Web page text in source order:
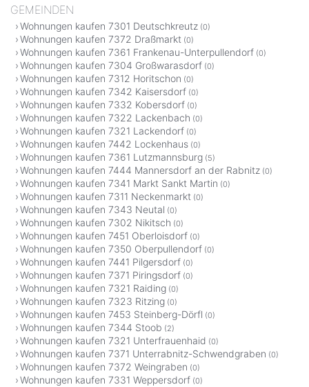
GEMEINDEN
Wohnungen kaufen 7301 Deutschkreutz (0)
Wohnungen kaufen 7372 Draßmarkt (0)
Wohnungen kaufen 7361 Frankenau-Unterpullendorf (0)
Wohnungen kaufen 7304 Großwarasdorf (0)
Wohnungen kaufen 7312 Horitschon (0)
Wohnungen kaufen 7342 Kaisersdorf (0)
Wohnungen kaufen 7332 Kobersdorf (0)
Wohnungen kaufen 7322 Lackenbach (0)
Wohnungen kaufen 7321 Lackendorf (0)
Wohnungen kaufen 7442 Lockenhaus (0)
Wohnungen kaufen 7361 Lutzmannsburg (5)
Wohnungen kaufen 7444 Mannersdorf an der Rabnitz (0)
Wohnungen kaufen 7341 Markt Sankt Martin (0)
Wohnungen kaufen 7311 Neckenmarkt (0)
Wohnungen kaufen 7343 Neutal (0)
Wohnungen kaufen 7302 Nikitsch (0)
Wohnungen kaufen 7451 Oberloisdorf (0)
Wohnungen kaufen 7350 Oberpullendorf (0)
Wohnungen kaufen 7441 Pilgersdorf (0)
Wohnungen kaufen 7371 Piringsdorf (0)
Wohnungen kaufen 7321 Raiding (0)
Wohnungen kaufen 7323 Ritzing (0)
Wohnungen kaufen 7453 Steinberg-Dörfl (0)
Wohnungen kaufen 7344 Stoob (2)
Wohnungen kaufen 7321 Unterfrauenhaid (0)
Wohnungen kaufen 7371 Unterrabnitz-Schwendgraben (0)
Wohnungen kaufen 7372 Weingraben (0)
Wohnungen kaufen 7331 Weppersdorf (0)